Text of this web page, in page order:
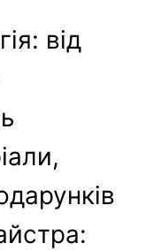
від